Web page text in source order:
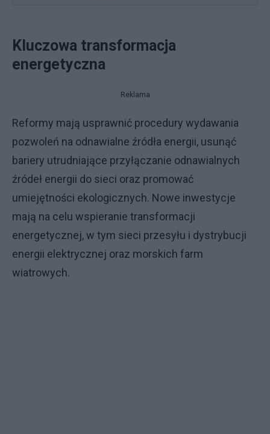
Kluczowa transformacja
energetyczna
Reklama
Reformy mają usprawnić procedury wydawania
pozwoleń na odnawialne źródła energii, usunąć
bariery utrudniające przyłączanie odnawialnych
źródeł energii do sieci oraz promować
umiejętności ekologicznych. Nowe inwestycje
mają na celu wspieranie transformacji
energetycznej, w tym sieci przesyłu i dystrybucji
energii elektrycznej oraz morskich farm
wiatrowych.